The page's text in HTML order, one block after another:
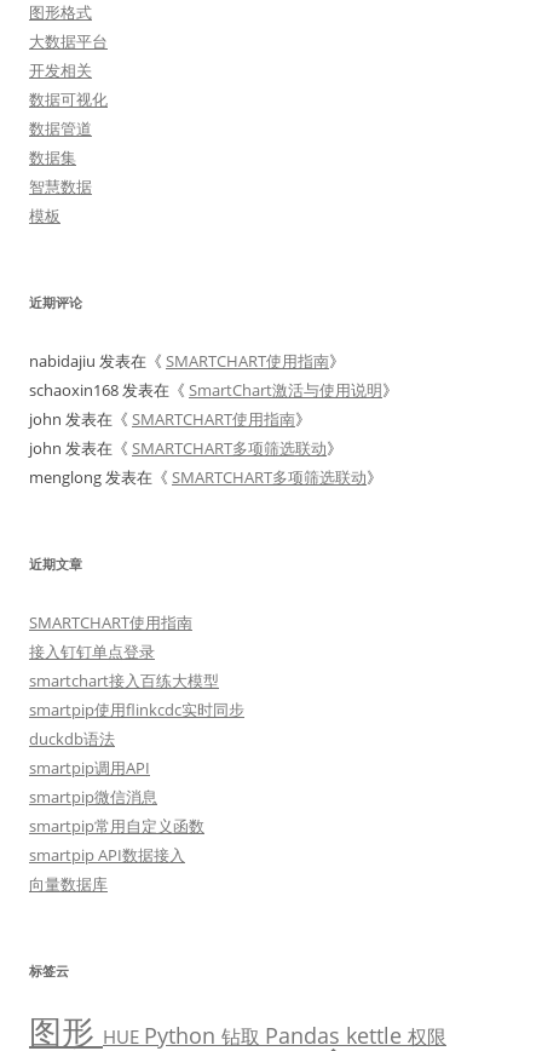
图形格式
大数据平台
开发相关
数据可视化
数据管道
数据集
智慧数据
模板
近期评论
nabidajiu 发表在《 SMARTCHART使用指南》
schaoxin168发表在《 SmartChart激活与使用说明》
john 发表在《 SMARTCHART使用指南》
john 发表在《 SMARTCHART多项筛选联动》
menglong发表在《 SMARTCHART多项筛选联动》
近期文章
SMARTCHART使用指南
接入钉钉单点登录
smartchart接入百练大模型
smartpip使用flinkcdc实时同步
duckdb语法
smartpip调用API
smartpip微信消息
smartpip常用自定义函数
smartpip API数据接入
向量数据库
标签云
图形 HUE Python 钻取 Pandas kettle 权限